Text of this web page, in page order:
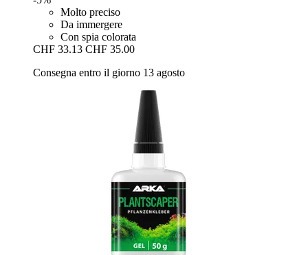
Molto preciso
Da immergere
Con spia colorata
CHF 33.13 CHF 35.00
Consegna entro il giorno 13 agosto